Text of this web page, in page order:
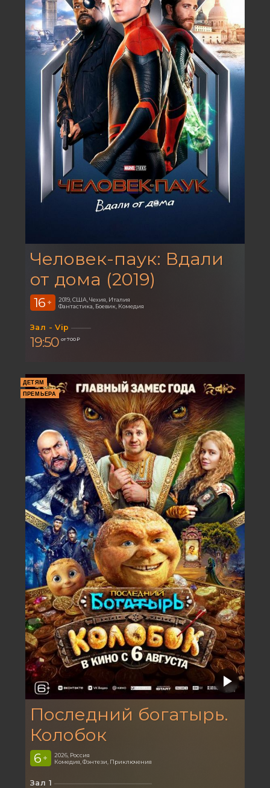
Человек-паук: Вдали
от дома (2019)
16 +
2019, США, Чехия, Италия
Фантастика, Боевик, Комедия
Зал - Vip
19:50 от 700 ₽
ДЕТЯМ
ПРЕМЬЕРА
Последний богатырь.
Колобок
6 +
2026, Россия
Комедия, Фэнтези, Приключения
Зал 1